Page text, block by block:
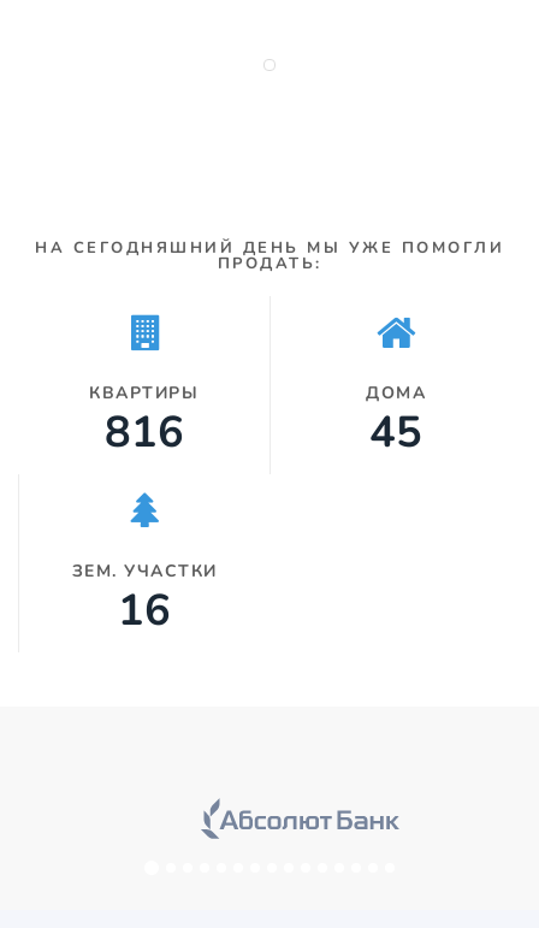
НА СЕГОДНЯШНИЙ ДЕНЬ МЫ УЖЕ ПОМОГЛИ
ПРОДАТЬ:
КВАРТИРЫ
960
ДОМА
53
ЗЕМ. УЧАСТКИ
19